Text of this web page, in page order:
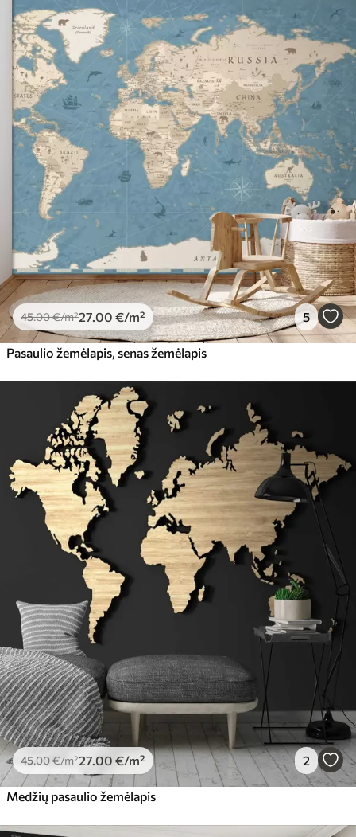
45.00€/m²27.00 €/m² 5
Pasaulio žemėlapis, senas žemėlapis
45.00€/m²27.00 €/m² 2
Medžių pasaulio žemėlapis